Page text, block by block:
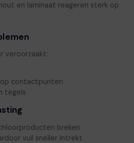
en laminaat reageren sterk op
veroorzaakt:
contactpunten
tegels
breken
vuil sneller intrekt.